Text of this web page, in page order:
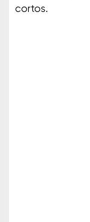
cortos.